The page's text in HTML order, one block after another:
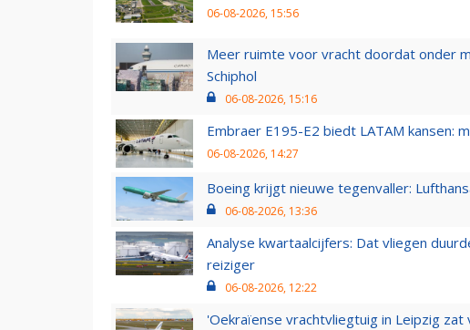
06-08-2026, 15:56
Meer ruimte voor vracht doordat onder
Schiphol
06-08-2026, 15:16
Embraer E195-E2 biedt LATAM kansen:
06-08-2026, 14:27
Boeing krijgt nieuwe tegenvaller:
06-08-2026, 13:36
Analyse kwartaalcijfers: Dat vliegen
reiziger
06-08-2026, 12:22
'Oekraïense vrachtvliegtuig in Leipzig zat